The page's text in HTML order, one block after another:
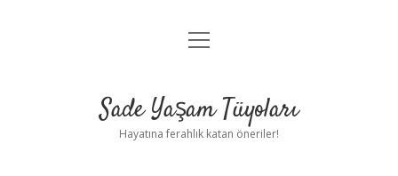
Anasayfa
Yasal Uyarı
menüyü
Sade Yaşam Tüyoları
Hayatına ferahlık katan öneriler!